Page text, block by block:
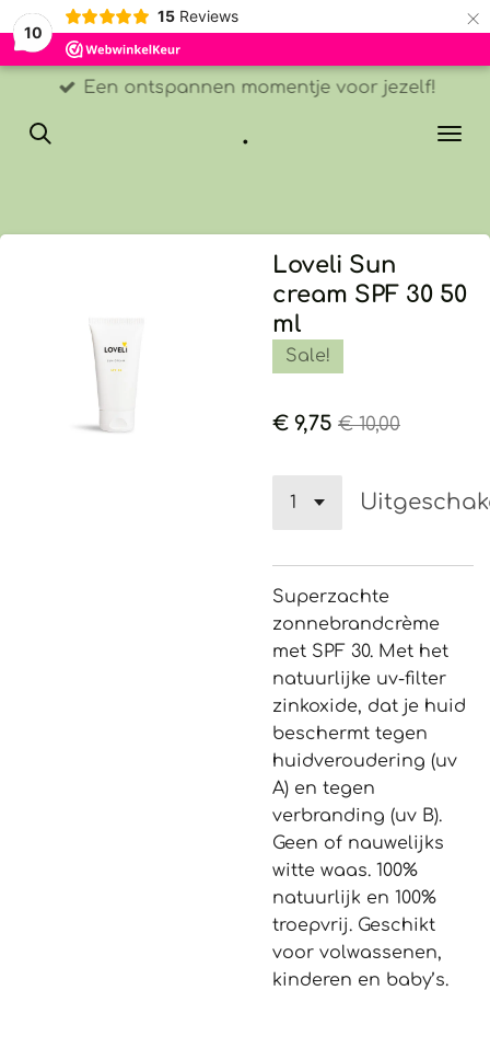
10
15 Reviews ×
.
Een ontspannen momentje voor jezelf!
Loveli Sun
cream SPF 30 50
ml
Sale!
€ 9,75 € 10,00
Superzachte
zonnebrandcrème
met SPF 30. Met het
natuurlijke uv-filter
zinkoxide, dat je huid
beschermt tegen
huidveroudering (uv
A) en tegen
verbranding (uv B).
Geen of nauwelijks
witte waas. 100%
natuurlijk en 100%
troepvrij. Geschikt
voor volwassenen,
kinderen en baby’s.